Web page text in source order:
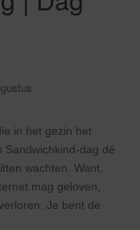
in het gezin het
Sandwichkind-dag dé
wachten. Want,
mag geloven,
Je bent de